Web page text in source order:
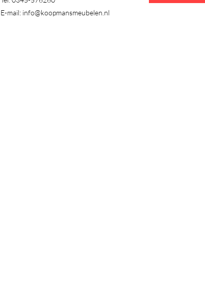
E-mail: info@koopmansmeubelen.nl